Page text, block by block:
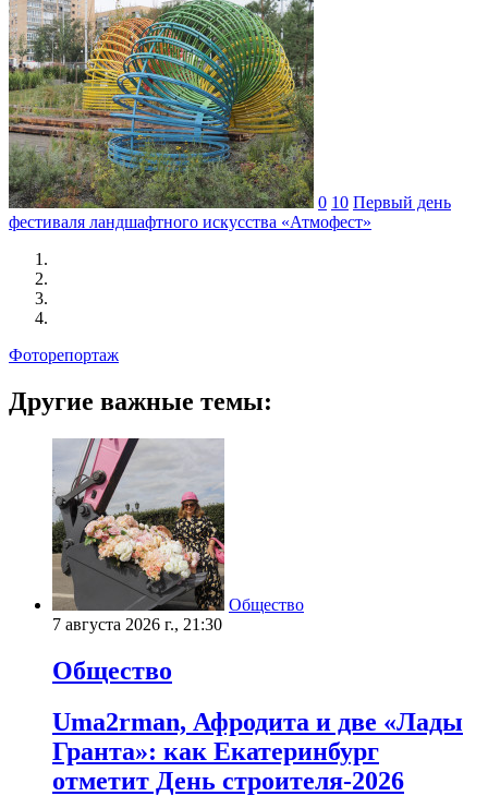
0 10 Первый день
фестиваля ландшафтного искусства «Атмофест»
Фоторепортаж
Другие важные темы:
Общество
7 августа 2026 г., 21:30
Общество
Uma2rman, Афродита и две «Лады
Гранта»: как Екатеринбург
отметит День строителя-2026